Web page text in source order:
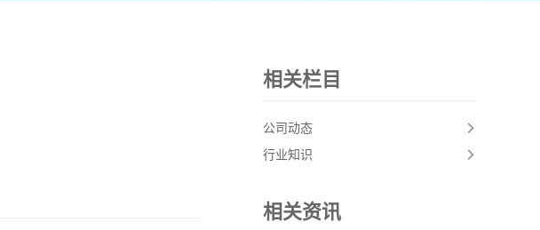
相关栏目
公司动态
行业知识
相关资讯